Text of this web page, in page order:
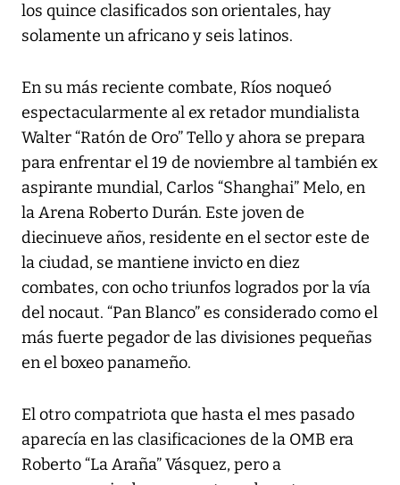
los quince clasificados son orientales, hay
solamente un africano y seis latinos.
En su más reciente combate, Ríos noqueó
espectacularmente al ex retador mundialista
Walter “Ratón de Oro” Tello y ahora se prepara
para enfrentar el 19 de noviembre al también ex
aspirante mundial, Carlos “Shanghai” Melo, en
la Arena Roberto Durán. Este joven de
diecinueve años, residente en el sector este de
la ciudad, se mantiene invicto en diez
combates, con ocho triunfos logrados por la vía
del nocaut. “Pan Blanco” es considerado como el
más fuerte pegador de las divisiones pequeñas
en el boxeo panameño.
El otro compatriota que hasta el mes pasado
aparecía en las clasificaciones de la OMB era
Roberto “La Araña” Vásquez, pero a